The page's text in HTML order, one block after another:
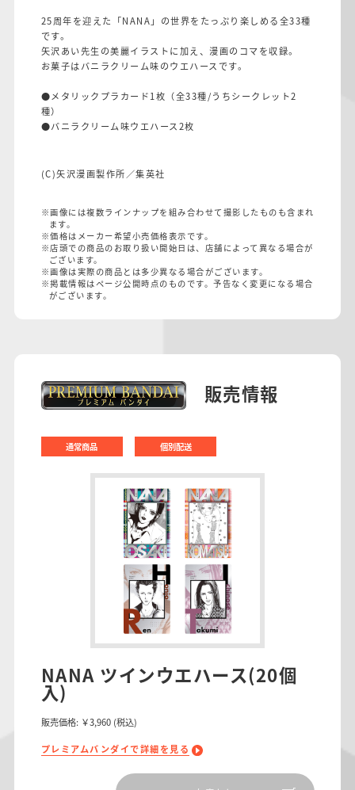
25周年を迎えた「NANA」の世界をたっぷり楽しめる全33種
です。
矢沢あい先生の美麗イラストに加え、漫画のコマを収録。
お菓子はバニラクリーム味のウエハースです。
●メタリックプラカード1枚（全33種/うちシークレット2
種）
●バニラクリーム味ウエハース2枚
(C)矢沢漫画製作所／集英社
※画像には複数ラインナップを組み合わせて撮影したものも含まれ
ます。
※価格はメーカー希望小売価格表示です。
※店頭での商品のお取り扱い開始日は、店舗によって異なる場合が
ございます。
※画像は実際の商品とは多少異なる場合がございます。
※掲載情報はページ公開時点のものです。予告なく変更になる場合
がございます。
販売情報
通常商品 個別配送
NANA ツインウエハース(20個
入)
販売価格: ￥3,960 (税込)
プレミアムバンダイで詳細を見る